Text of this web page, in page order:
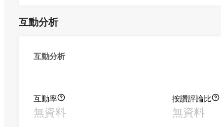
互動分析
互動分析
互動率
無資料
按讚評論比
無資料